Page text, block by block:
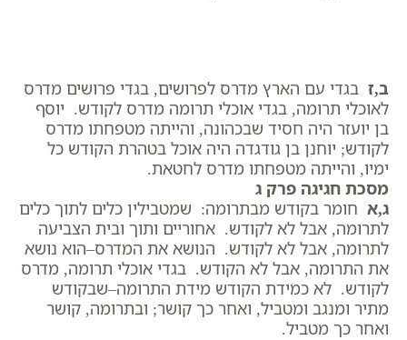
ב,ז בגדי עם הארץ מדרס לפרושים, בגדי פרושים מדרס
לאוכלי תרומה, בגדי אוכלי תרומה מדרס לקודש. יוסף
בן יועזר היה חסיד שבכהונה, והייתה מטפחתו מדרס
לקודש; יוחנן בן גודגדה היה אוכל בטהרת הקודש כל
ימיו, והייתה מטפחתו מדרס לחטאת.
מסכת חגיגה פרק ג
ג,א חומר בקודש מבתרומה: שמטבילין כלים לתוך כלים
לתרומה, אבל לא לקודש. אחוריים ותוך ובית הצביעה
לתרומה, אבל לא לקודש. הנושא את המדרס–הוא נושא
את התרומה, אבל לא הקודש. בגדי אוכלי תרומה, מדרס
לקודש. לא כמידת הקודש מידת התרומה–שבקודש
מתיר ומנגב ומטביל, ואחר כך קושר; ובתרומה, קושר
ואחר כך מטביל.